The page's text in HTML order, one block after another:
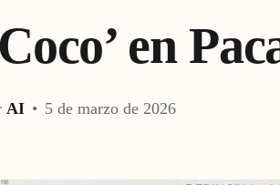
en
AI • 5 de marzo de 2026